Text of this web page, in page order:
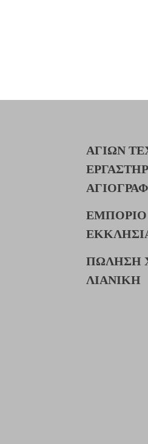
ΑΓΙΩΝ
ΕΜΠΟΡΙΟ
ΠΩΛΗΣΗ
ΛΙΑΝΙΚΗ